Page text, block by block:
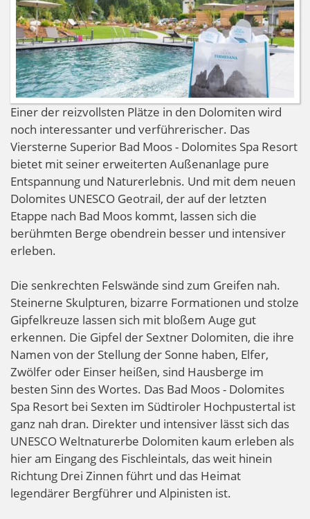
Einer der reizvollsten Plätze in den Dolomiten wird
noch interessanter und verführerischer. Das
Viersterne Superior Bad Moos - Dolomites Spa Resort
bietet mit seiner erweiterten Außenanlage pure
Entspannung und Naturerlebnis. Und mit dem neuen
Dolomites UNESCO Geotrail, der auf der letzten
Etappe nach Bad Moos kommt, lassen sich die
berühmten Berge obendrein besser und intensiver
erleben.
Die senkrechten Felswände sind zum Greifen nah.
Steinerne Skulpturen, bizarre Formationen und stolze
Gipfelkreuze lassen sich mit bloßem Auge gut
erkennen. Die Gipfel der Sextner Dolomiten, die ihre
Namen von der Stellung der Sonne haben, Elfer,
Zwölfer oder Einser heißen, sind Hausberge im
besten Sinn des Wortes. Das Bad Moos - Dolomites
Spa Resort bei Sexten im Südtiroler Hochpustertal ist
ganz nah dran. Direkter und intensiver lässt sich das
UNESCO Weltnaturerbe Dolomiten kaum erleben als
hier am Eingang des Fischleintals, das weit hinein
Richtung Drei Zinnen führt und das Heimat
legendärer Bergführer und Alpinisten ist.